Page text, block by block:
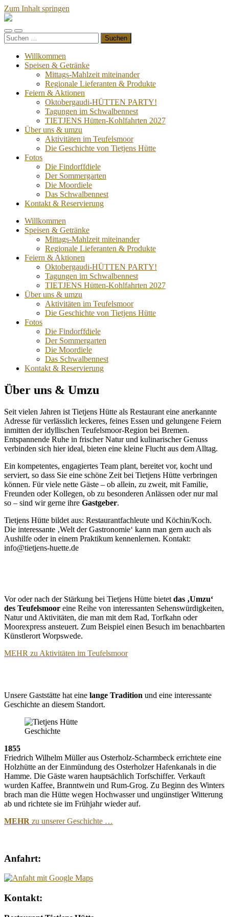
Zum Inhalt springen
Mobile-
Menü
Suchfeld
ein-/ausblenden
Suchen
nach:
Willkommen
Speisen & Getränke
Mittags-Mahlzeit miteinander
Regionale Lieferanten & Produkte
Feiern & Aktionen
Oktobergaudi-HÜTTEN PARTY!
Tagungen im Schwalbennest
TIETJENS Hütten-Kohlfahrten 2027
Über uns & umzu
Aktivitäten im Teufelsmoor
Die Geschichte von Tietjens Hütte
Fotos
Die Findorffdiele
Der Sommergarten
Die Moordiele
Das Schwalbennest
Kontakt & Reservierung
Willkommen
Speisen & Getränke
Mittags-Mahlzeit miteinander
Regionale Lieferanten & Produkte
Feiern & Aktionen
Oktobergaudi-HÜTTEN PARTY!
Tagungen im Schwalbennest
TIETJENS Hütten-Kohlfahrten 2027
Über uns & umzu
Aktivitäten im Teufelsmoor
Die Geschichte von Tietjens Hütte
Fotos
Die Findorffdiele
Der Sommergarten
Die Moordiele
Das Schwalbennest
Kontakt & Reservierung
Über uns & Umzu
Seit vielen Jahren ist Tietjens Hütte als Restaurant eine anerkannte
Adresse für verlässlich leckeres, feines Essen und gelungene Feiern
inmitten der idyllischen Teufelsmoor-Region bei Bremen.
Entspannende Ruhe in frischer Natur und kulinarischer Genuss
verbinden sich hier ideal, bieten eine kleine Flucht aus dem Alltag.
Ein kompetentes, engagiertes Team plant, bereitet vor, kocht und
serviert, so dass Sie eine schöne Zeit bei Tietjens Hütte verbringen
können. Für viele nette Gäste – ob allein, zu zweit, mit Familie,
Freunden oder Kollegen, ob zu besonderen Anlässen oder nur mal
so – sind wir gerne ihre Gastgeber.
Tietjens Hütte bildet aus: Restaurantfachleute und Köchin/Koch.
Die interessante ‚Welt der Gastronomie‘ kann man gern auch als
Aushilfe oder in einem Praktikum kennenlernen. Kontakt:
info@tietjens-huette.de
Vor oder nach der Stärkung bei Tietjens Hütte bietet das ‚Umzu‘
des Teufelsmoor eine Reihe von interessanten Sehenswürdigkeiten,
Natur und Aktivitäten, die man mit dem Rad, Torfkahn oder
Moorexpress ansteuert. Zum Beispiel einen Besuch im benachbarten
Künstlerort Worpswede.
MEHR zu Aktivitäten im Teufelsmoor
Unsere Gaststätte hat eine lange Tradition und eine interessante
Geschichte an diesem Standort.
1855
Friedrich Wilhelm Müller aus Osterholz-Scharmbeck errichtete eine
Holzhütte an der Einmündung des Osterholzer Hafenkanals in die
Hamme. Die Gäste waren hauptsächlich Torfschiffer. Verkauft
wurden Kaffee, Branntwein und Rum-Grog. Zu Beginn des Winters
brach man die Hütte wegen Hochwasser und ungünstiger Witterung
ab und richtete sie im Frühjahr wieder auf.
MEHR zu unserer Geschichte …
Anfahrt:
Kontakt: